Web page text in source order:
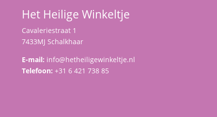
Het Heilige Winkeltje
Cavaleriestraat 1
7433MJ Schalkhaar
E-mail: info@hetheiligewinkeltje.nl
Telefoon: +31 6 421 738 85